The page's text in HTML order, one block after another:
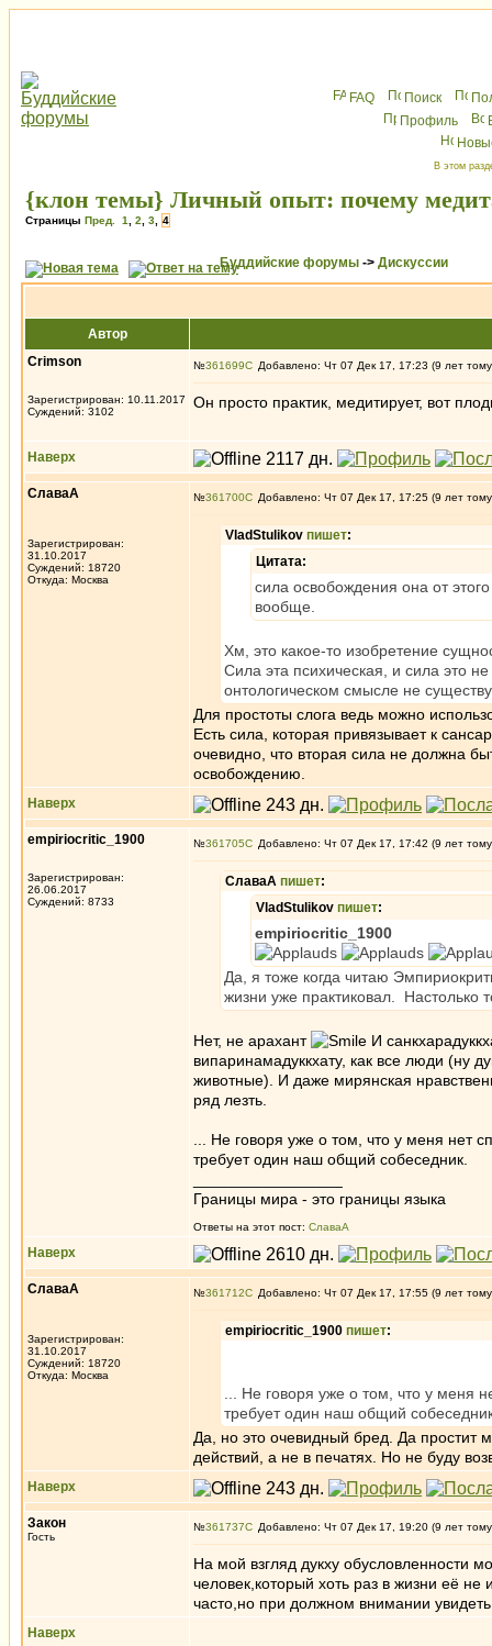
FAQ Поиск
Профиль
В этом
{клон темы} Личный опыт: почему
Страницы Пред. 1 2 3 4
Буддийские форумы -> Дискуссии
Автор
Crimson
Зарегистрирован: 10.11.2017
Суждений: 3102
№361699 Добавлено: Чт 07 Дек 17, 17:23 (9 лет
Он просто практик, медитирует, вот
Наверх
СлаваА
Зарегистрирован:
31.10.2017
Суждений: 18720
Откуда: Москва
№361700 Добавлено: Чт 07 Дек 17, 17:25 (9 лет
VladStulikov пишет:
Цитата:
сила освобождения она от
вообще.
Хм, это какое-то изобретение
Сила эта психическая, и сила это
онтологическом смысле не
Для простоты слога ведь можно
Есть сила, которая привязывает к
очевидно, что вторая сила не должна
освобождению.
Наверх
empiriocritic_1900
Зарегистрирован:
26.06.2017
Суждений: 8733
№361705 Добавлено: Чт 07 Дек 17, 17:42 (9 лет
СлаваА пишет:
VladStulikov пишет:
empiriocritic_1900
Да, я тоже когда читаю
жизни уже практиковал. Настолько
Нет, не арахант
И
випаринамадуккхату, как все люди (ну
животные). И даже мирянская
ряд лезть.
... Не говоря уже о том, что у меня нет
требует один наш общий собеседник.
Границы мира - это границы языка
Ответы на этот пост: СлаваА
Наверх
СлаваА
Зарегистрирован:
31.10.2017
Суждений: 18720
Откуда: Москва
№361712 Добавлено: Чт 07 Дек 17, 17:55 (9 лет
empiriocritic_1900 пишет:
... Не говоря уже о том, что у меня
требует один наш общий
Да, но это очевидный бред. Да простит
действий, а не в печатях. Но не буду
Наверх
Закон
Гость
№361737 Добавлено: Чт 07 Дек 17, 19:20 (9 лет
На мой взгляд дукху обусловленности
человек,который хоть раз в жизни её
часто,но при должном внимании
Наверх